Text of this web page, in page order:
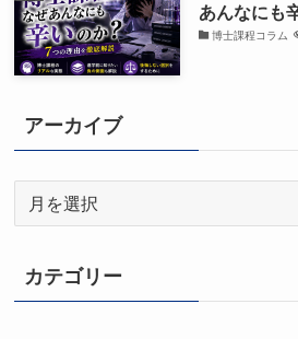
あんなにも
博士課程コラム
アーカイブ
イ
ブ
カテゴリー